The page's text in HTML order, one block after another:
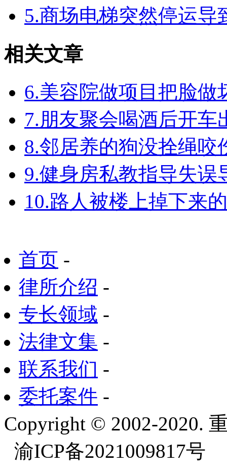
5.商场电梯突然停运
相关文章
6.美容院做项目把脸做
7.朋友聚会喝酒后开
8.邻居养的狗没拴绳
9.健身房私教指导失
10.路人被楼上掉下来
首页 -
律所介绍 -
专长领域 -
法律文集 -
联系我们 -
委托案件 -
Copyright © 2002-2020.
渝ICP备2021009817号